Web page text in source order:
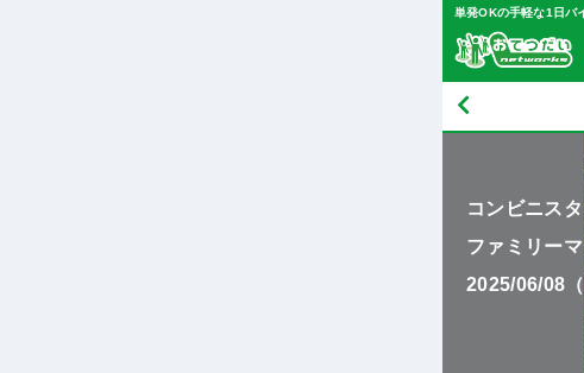
単発OKの手軽な1日バ
コンビニス
ファミリー
2025/06/08